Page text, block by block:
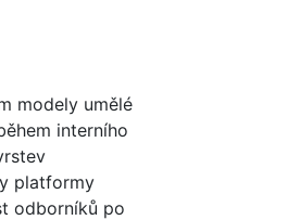
modely umělé
interního
platformy
odborníků po